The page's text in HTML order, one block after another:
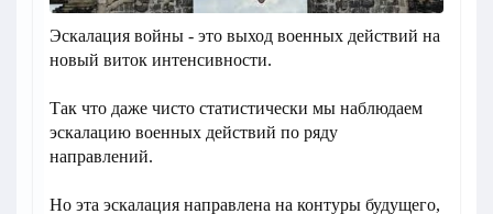
Эскалация войны - это выход военных действий на
новый виток интенсивности.
Так что даже чисто статистически мы наблюдаем
эскалацию военных действий по ряду
направлений.
Но эта эскалация направлена на контуры будущего,